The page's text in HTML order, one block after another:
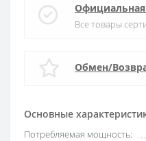
Основные
Потребляемая мощность:
Официальная
Все товары
Обмен/